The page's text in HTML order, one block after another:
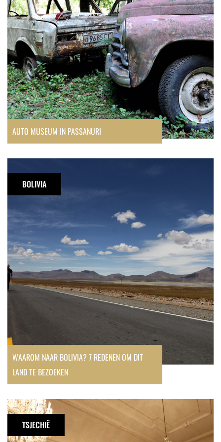
AUTO MUSEUM IN PASSANURI
Bolivia?
7
redenen
om
dit
land
te
BOLIVIA
WAAROM NAAR BOLIVIA? 7 REDENEN OM DIT
LAND TE BEZOEKEN
Het
kasteel
van
TSJECHIË